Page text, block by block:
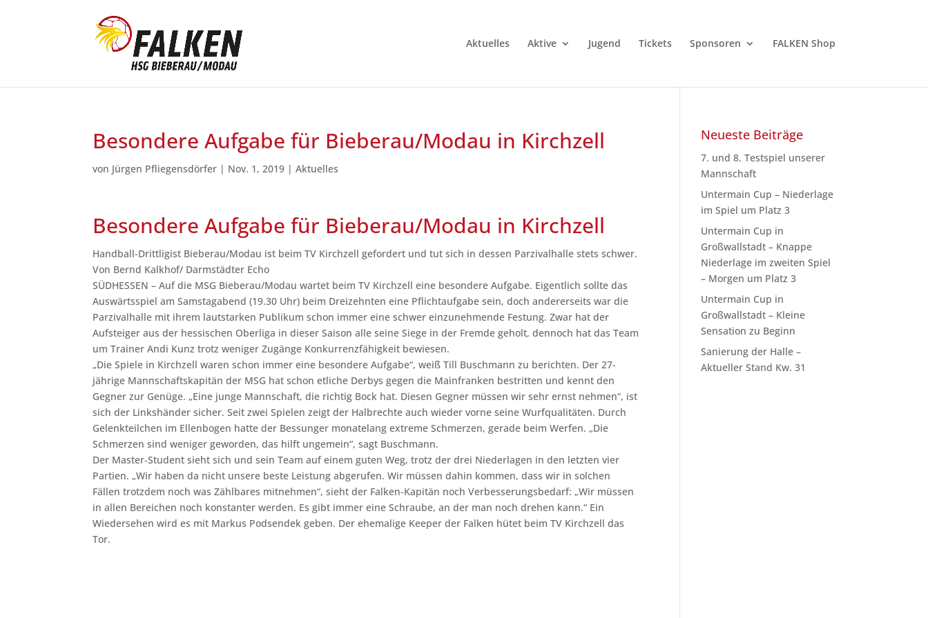
Aktuelles Aktive Jugend Tickets Sponsoren FALKEN Shop
Besondere Aufgabe für Bieberau/Modau in Kirchzell
von Jürgen Pfliegensdörfer | Nov. 1, 2019 |Aktuelles
Besondere Aufgabe für Bieberau/Modau in Kirchzell
Handball-Drittligist Bieberau/Modau ist beim TV Kirchzell gefordert und tut sich in dessen Parzivalhalle stets schwer.
Von Bernd Kalkhof/ Darmstädter Echo
SÜDHESSEN – Auf die MSG Bieberau/Modau wartet beim TV Kirchzell eine besondere Aufgabe. Eigentlich sollte das
Auswärtsspiel am Samstagabend (19.30 Uhr) beim Dreizehnten eine Pflichtaufgabe sein, doch andererseits war die
Parzivalhalle mit ihrem lautstarken Publikum schon immer eine schwer einzunehmende Festung. Zwar hat der
Aufsteiger aus der hessischen Oberliga in dieser Saison alle seine Siege in der Fremde geholt, dennoch hat das Team
um Trainer Andi Kunz trotz weniger Zugänge Konkurrenzfähigkeit bewiesen.
„Die Spiele in Kirchzell waren schon immer eine besondere Aufgabe“, weiß Till Buschmann zu berichten. Der 27-
jährige Mannschaftskapitän der MSG hat schon etliche Derbys gegen die Mainfranken bestritten und kennt den
Gegner zur Genüge. „Eine junge Mannschaft, die richtig Bock hat. Diesen Gegner müssen wir sehr ernst nehmen“, ist
sich der Linkshänder sicher. Seit zwei Spielen zeigt der Halbrechte auch wieder vorne seine Wurfqualitäten. Durch
Gelenkteilchen im Ellenbogen hatte der Bessunger monatelang extreme Schmerzen, gerade beim Werfen. „Die
Schmerzen sind weniger geworden, das hilft ungemein“, sagt Buschmann.
Der Master-Student sieht sich und sein Team auf einem guten Weg, trotz der drei Niederlagen in den letzten vier
Partien. „Wir haben da nicht unsere beste Leistung abgerufen. Wir müssen dahin kommen, dass wir in solchen
Fällen trotzdem noch was Zählbares mitnehmen“, sieht der Falken-Kapitän noch Verbesserungsbedarf: „Wir müssen
in allen Bereichen noch konstanter werden. Es gibt immer eine Schraube, an der man noch drehen kann.“ Ein
Wiedersehen wird es mit Markus Podsendek geben. Der ehemalige Keeper der Falken hütet beim TV Kirchzell das
Tor.
Neueste Beiträge
7. und 8. Testspiel unserer
Mannschaft
Untermain Cup – Niederlage
im Spiel um Platz 3
Untermain Cup in
Großwallstadt – Knappe
Niederlage im zweiten Spiel
– Morgen um Platz 3
Untermain Cup in
Großwallstadt – Kleine
Sensation zu Beginn
Sanierung der Halle –
Aktueller Stand Kw. 31